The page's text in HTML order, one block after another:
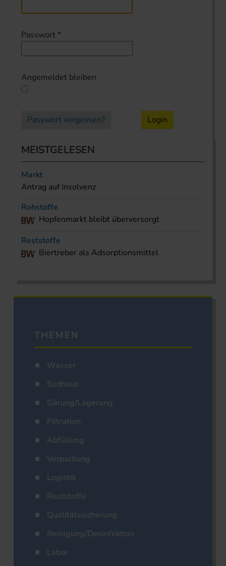
Passwort *
Angemeldet bleiben
Passwort vergessen? Login
MEISTGELESEN
Markt
Antrag auf Insolvenz
Rohstoffe
Hopfenmarkt bleibt überversorgt
Reststoffe
Biertreber als Adsorptionsmittel
THEMEN
Wasser
Sudhaus
Gärung/Lagerung
Filtration
Abfüllung
Verpackung
Logistik
Reststoffe
Qualitätssicherung
Reinigung/Desinfektion
Labor